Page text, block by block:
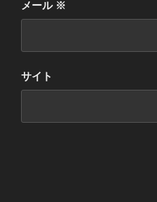
メール ※
サイト